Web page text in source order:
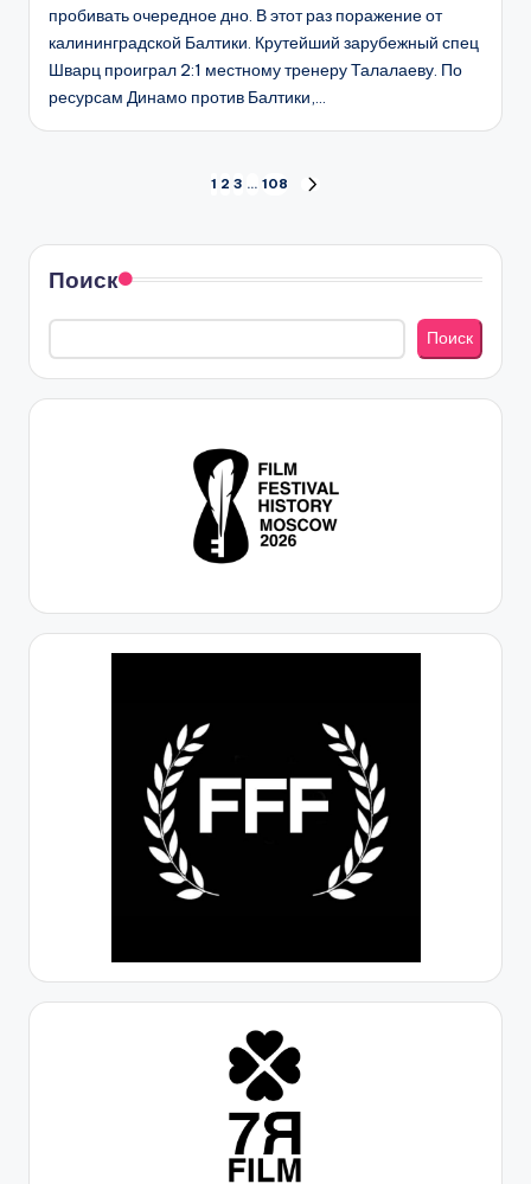
пробивать очередное дно. В этот раз поражение от
калининградской Балтики. Крутейший зарубежный спец
Шварц проиграл 2:1 местному тренеру Талалаеву. По
ресурсам Динамо против Балтики,…
записей
1 2 3 … 108
Поиск
Поиск